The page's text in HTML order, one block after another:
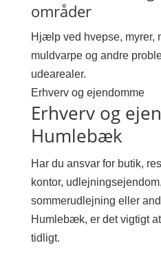
områder
Hjælp ved hvepse, myrer,
muldvarpe og andre
udearealer.
Erhverv og ejendomme
Erhverv og
Humlebæk
Har du ansvar for butik,
kontor,
sommerudlejning eller
Humlebæk, er det vigtigt
tidligt.